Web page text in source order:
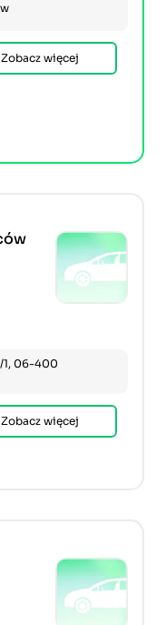
Zobacz więcej
1, 06-400
Zobacz więcej